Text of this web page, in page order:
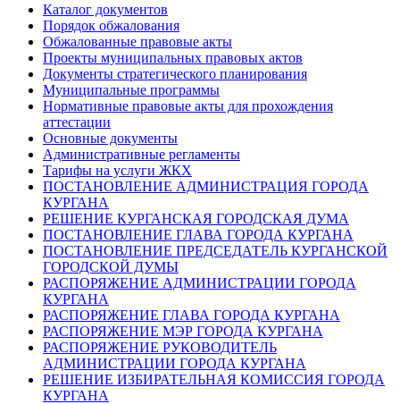
Каталог документов
Порядок обжалования
Обжалованные правовые акты
Проекты муниципальных правовых актов
Документы стратегического планирования
Муниципальные программы
Нормативные правовые акты для прохождения
аттестации
Основные документы
Административные регламенты
Тарифы на услуги ЖКХ
ПОСТАНОВЛЕНИЕ АДМИНИСТРАЦИЯ ГОРОДА
КУРГАНА
РЕШЕНИЕ КУРГАНСКАЯ ГОРОДСКАЯ ДУМА
ПОСТАНОВЛЕНИЕ ГЛАВА ГОРОДА КУРГАНА
ПОСТАНОВЛЕНИЕ ПРЕДСЕДАТЕЛЬ КУРГАНСКОЙ
ГОРОДСКОЙ ДУМЫ
РАСПОРЯЖЕНИЕ АДМИНИСТРАЦИИ ГОРОДА
КУРГАНА
РАСПОРЯЖЕНИЕ ГЛАВА ГОРОДА КУРГАНА
РАСПОРЯЖЕНИЕ МЭР ГОРОДА КУРГАНА
РАСПОРЯЖЕНИЕ РУКОВОДИТЕЛЬ
АДМИНИСТРАЦИИ ГОРОДА КУРГАНА
РЕШЕНИЕ ИЗБИРАТЕЛЬНАЯ КОМИССИЯ ГОРОДА
КУРГАНА